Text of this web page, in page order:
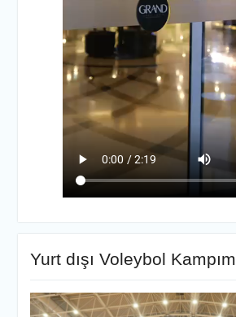
Yurt dışı Voleybol